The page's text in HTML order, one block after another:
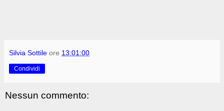
Silvia Sottile ore 13:01:00
Condividi
Nessun commento: